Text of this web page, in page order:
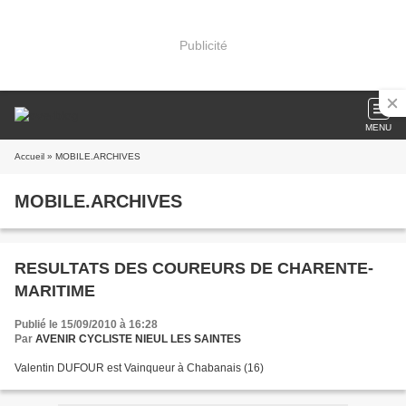
Publicité
MENU
Accueil » MOBILE.ARCHIVES
MOBILE.ARCHIVES
RESULTATS DES COUREURS DE CHARENTE-
MARITIME
Publié le 15/09/2010 à 16:28
Par AVENIR CYCLISTE NIEUL LES SAINTES
Valentin DUFOUR est Vainqueur à Chabanais (16)